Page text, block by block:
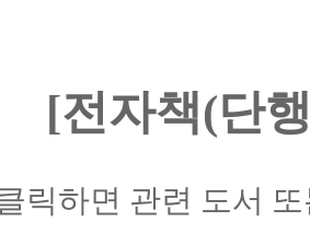
[전자책(단
릭하면 관련 도서